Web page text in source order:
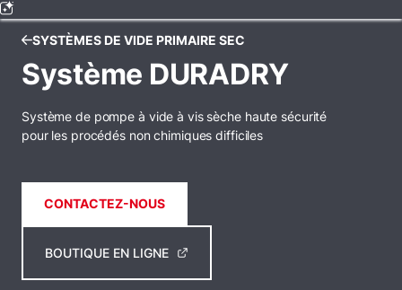
SYSTÈMES DE VIDE PRIMAIRE SEC
Système DURADRY
Système de pompe à vide à vis sèche haute sécurité
pour les procédés non chimiques difficiles
CONTACTEZ-NOUS
BOUTIQUE EN LIGNE